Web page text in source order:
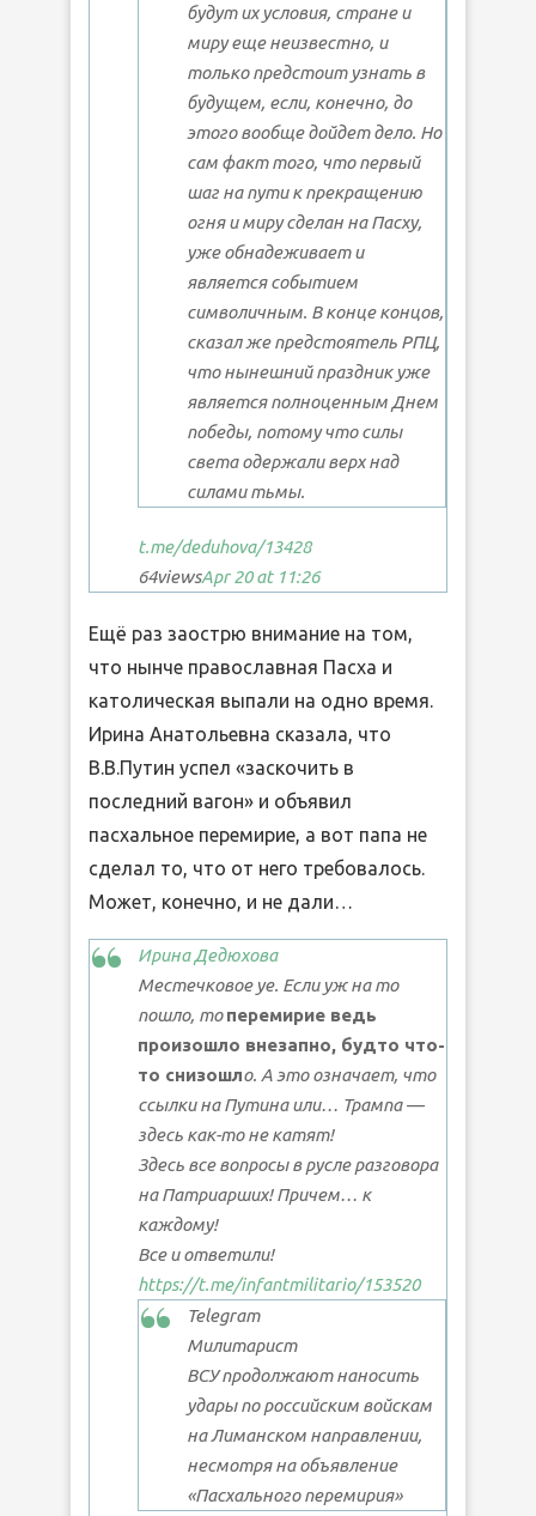
будут их условия, стране и
миру еще неизвестно, и
только предстоит узнать в
будущем, если, конечно, до
этого вообще дойдет дело. Но
сам факт того, что первый
шаг на пути к прекращению
огня и миру сделан на Пасху,
уже обнадеживает и
является событием
символичным. В конце концов,
сказал же предстоятель РПЦ,
что нынешний праздник уже
является полноценным Днем
победы, потому что силы
света одержали верх над
силами тьмы.
t.me/deduhova/13428
64viewsApr 20 at 11:26
Ещё раз заострю внимание на том,
что нынче православная Пасха и
католическая выпали на одно время.
Ирина Анатольевна сказала, что
В.В.Путин успел «заскочить в
последний вагон» и объявил
пасхальное перемирие, а вот папа не
сделал то, что от него требовалось.
Может, конечно, и не дали…
Ирина Дедюхова
Местечковое уе. Если уж на то
пошло, топеремирие ведь
произошло внезапно, будто что-
то снизошло. А это означает, что
ссылки на Путина или… Трампа —
здесь как-то не катят!
Здесь все вопросы в русле разговора
на Патриарших! Причем… к
каждому!
Все и ответили!
https://t.me/infantmilitario/153520
Telegram
Милитарист
ВСУ продолжают наносить
удары по российским войскам
на Лиманском направлении,
несмотря на объявление
«Пасхального перемирия»